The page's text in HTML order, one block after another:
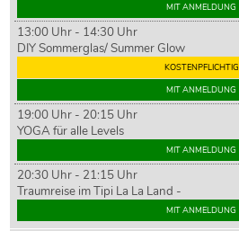
MIT ANMELDUNG
13:00 Uhr - 14:30 Uhr
DIY Sommerglas/ Summer Glow
KOSTENPFLICHTIG
MIT ANMELDUNG
19:00 Uhr - 20:15 Uhr
YOGA für alle Levels
MIT ANMELDUNG
20:30 Uhr - 21:15 Uhr
Traumreise im Tipi La La Land -
MIT ANMELDUNG